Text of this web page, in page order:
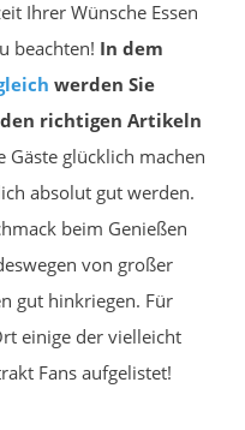
Ihrer Wünsche Essen
beachten! In dem
werden Sie
richtigen Artikeln
Gäste glücklich machen
absolut gut werden.
beim Genießen
von großer
gut hinkriegen. Für
einige der vielleicht
Fans aufgelistet!